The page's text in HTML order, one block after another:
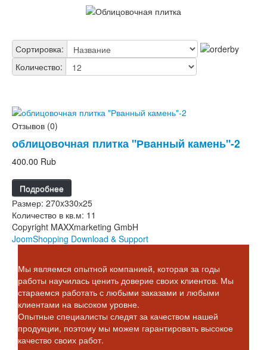
Сортировка:
Количество:
Отзывов (0)
облицовочная плитка "Рванный камень"-2
400.00 Rub
Подробнее
Размер: 270x330х25
Количество в кв.м: 11
Copyright MAXXmarketing GmbH
JoomShopping Download & Support
Мы являемся опытной компанией, которая за годы
работы научилась ценить доверие своих клиентов. Мы
стараемся работать с любыми заказами и любыми
клиентами на высоком уровне.
Опытные специалисты следят за качеством нашей
продукции, поэтому мы можем гарантировать высокое
качество своих работ.